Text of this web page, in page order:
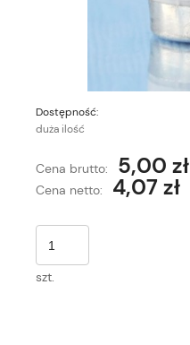
Dostępność:
duża ilość
Cena brutto: 5,00 zł
Cena netto: 4,07 zł
szt.